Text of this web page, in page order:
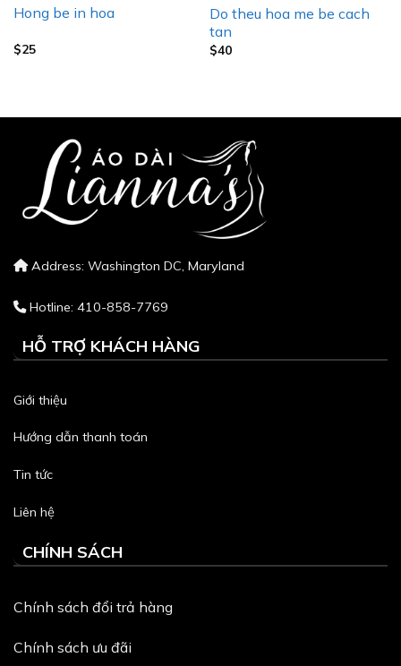
Hong be in hoa
$25
Do theu hoa me be cach
tan
$40
Address: Washington DC, Maryland
Hotline: 410-858-7769
HỖ TRỢ KHÁCH HÀNG
Giới thiệu
Hướng dẫn thanh toán
Tin tức
Liên hệ
CHÍNH SÁCH
Chính sách đổi trả hàng
Chính sách ưu đãi